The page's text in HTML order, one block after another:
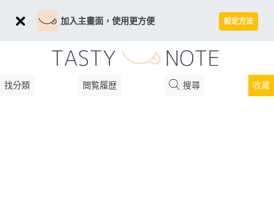
加入主畫面，使用更方便 設定方法
找分類 閲覧履歴 搜尋 收藏